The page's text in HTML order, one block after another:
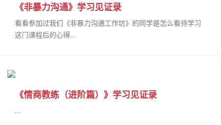
《非暴力沟通》学习见证录
看看参加过我们《非暴力沟通工作坊》的同学是怎么看待学习
这门课程后的心得...
《情商教练（进阶篇）》学习见证录
...